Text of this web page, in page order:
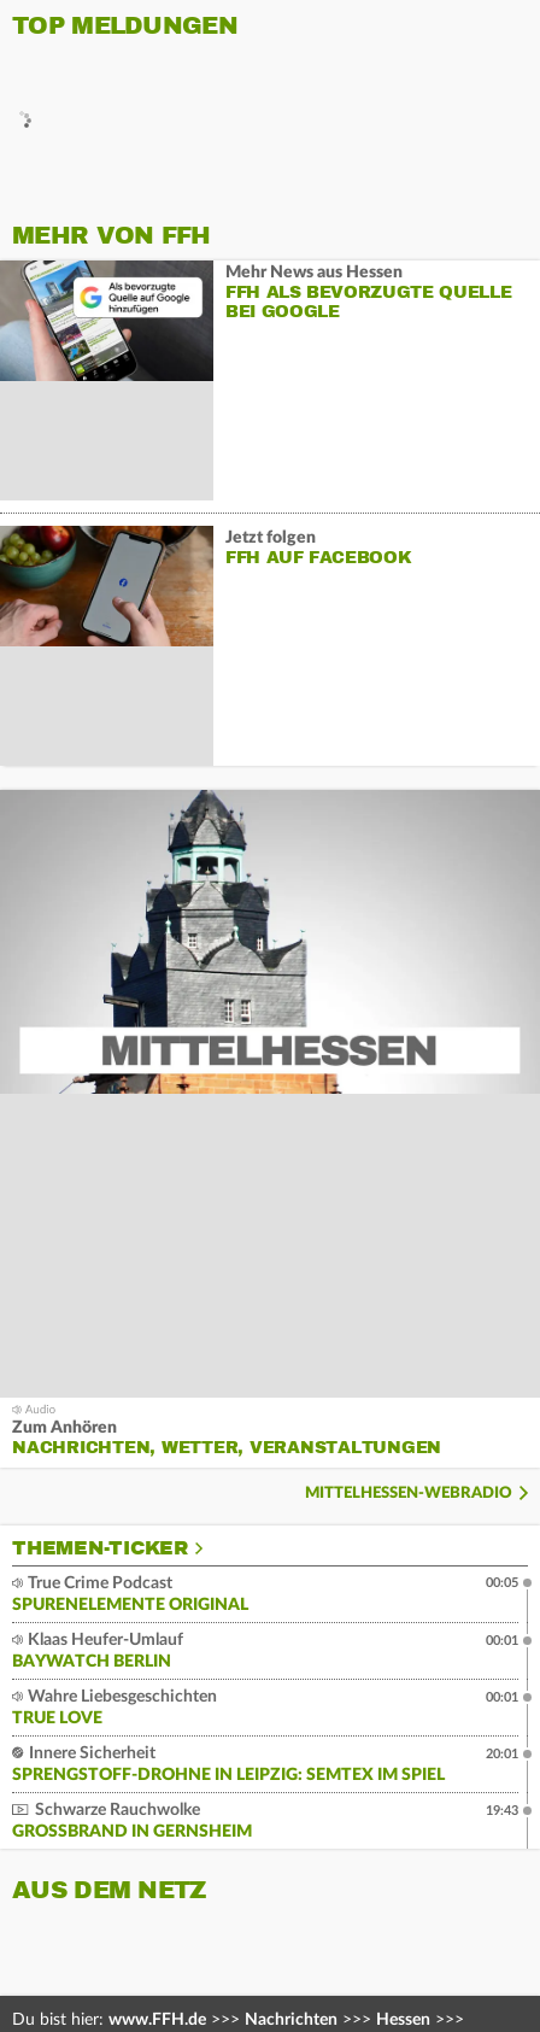
TOP MELDUNGEN
MEHR VON FFH
Mehr News aus Hessen
FFH ALS BEVORZUGTE QUELLE
BEI GOOGLE
Jetzt folgen
FFH AUF FACEBOOK
Zum Anhören
NACHRICHTEN, WETTER, VERANSTALTUNGEN
MITTELHESSEN-WEBRADIO
THEMEN-TICKER
True Crime Podcast
SPURENELEMENTE ORIGINAL
00:05
Klaas Heufer-Umlauf
BAYWATCH BERLIN
00:01
Wahre Liebesgeschichten
TRUE LOVE
00:01
Innere Sicherheit
SPRENGSTOFF-DROHNE IN LEIPZIG: SEMTEX IM SPIEL
20:01
Schwarze Rauchwolke
GROSSBRAND IN GERNSHEIM
19:43
AUS DEM NETZ
Du bist hier: www.FFH.de >>> Nachrichten >>> Hessen >>>